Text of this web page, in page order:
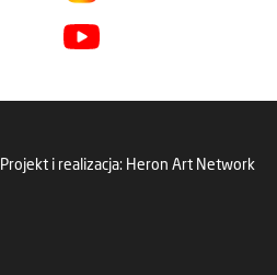
Projekt i realizacja: Heron Art Network